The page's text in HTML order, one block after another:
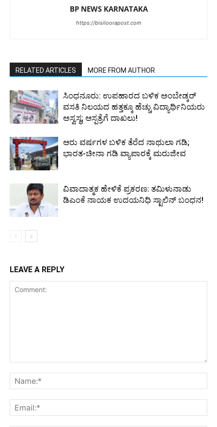
BP NEWS KARNATAKA
https://bisiloorapost.com
RELATED ARTICLES MORE FROM AUTHOR
ಸಿಂಧನೂರು: ಉಪಹಾರದ ಬಳಿಕ ಅಂಬೇಡ್ಕರ್
ವಸತಿ ನಿಲಯದ ಹತ್ತಕ್ಕೂ ಹೆಚ್ಚು ವಿದ್ಯಾರ್ಥಿನಿಯರು
ಅಸ್ವಸ್ಥ; ಆಸ್ಪತ್ರೆಗೆ ದಾಖಲು!
ಆರು ವರ್ಷಗಳ ಬಳಿಕ ತೆರೆದ ನಾಥುಲಾ ಗಡಿ;
ಭಾರತ-ಚೀನಾ ಗಡಿ ವ್ಯಾಪಾರಕ್ಕೆ ಮರುಜೀವ
ವಿವಾದಾತ್ಮಕ ಹೇಳಿಕೆ ಪ್ರಕರಣ: ತಮಿಳುನಾಡು
ಡಿಎಂಕೆ ನಾಯಕ ಉದಯನಿಧಿ ಸ್ಟಾಲಿನ್ ಬಂಧನ!
LEAVE A REPLY